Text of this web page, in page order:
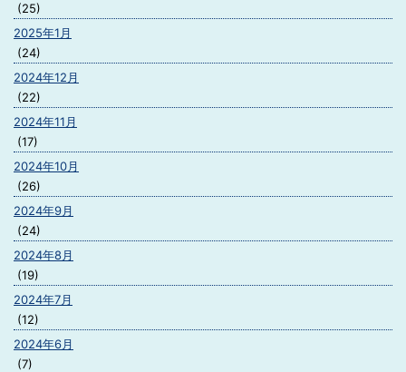
(25)
2025年1月
(24)
2024年12月
(22)
2024年11月
(17)
2024年10月
(26)
2024年9月
(24)
2024年8月
(19)
2024年7月
(12)
2024年6月
(7)